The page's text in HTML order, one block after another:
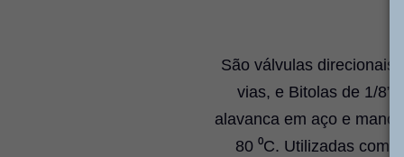
São válvulas direcionais
vias, e Bitolas de 1/8”
alavanca em aço e
80 ⁰C. Utilizadas com